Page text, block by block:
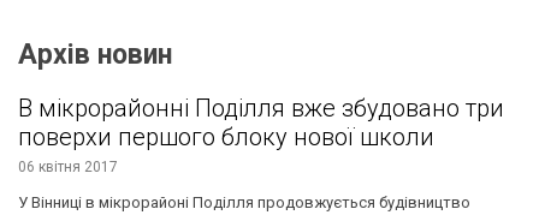
Архів новин
В мікрорайонні Поділля вже збудовано три
поверхи першого блоку нової школи
06 квітня 2017
У Вінниці в мікрорайоні Поділля продовжується будівництво